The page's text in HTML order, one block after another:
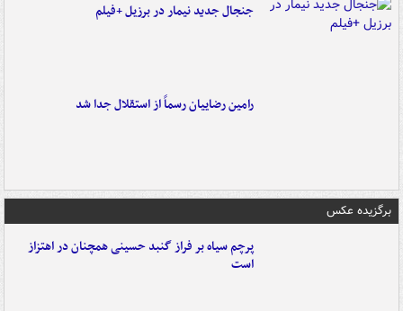
جنجال جدید نیمار در برزیل +فیلم
رامین رضاییان رسماً از استقلال جدا شد
برگزیده عکس
پرچم سیاه بر فراز گنبد حسینی همچنان در اهتزاز
است